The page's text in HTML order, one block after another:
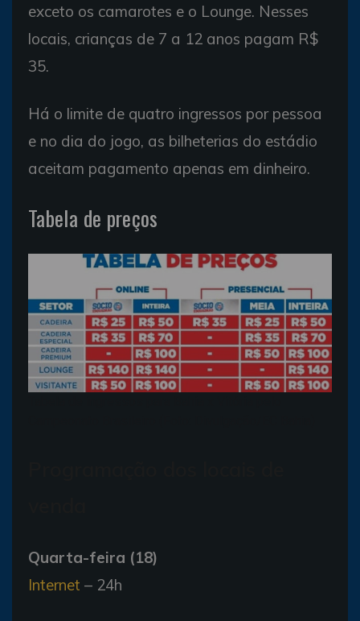
exceto os camarotes e o Lounge. Nesses
locais, crianças de 7 a 12 anos pagam R$
35.
Há o limite de quatro ingressos por pessoa
e no dia do jogo, as bilheterias do estádio
aceitam pagamento apenas em dinheiro.
Tabela de preços
Quarta-feira (18)
Internet – 24h